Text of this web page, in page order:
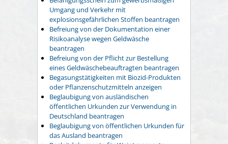
Umgang und Verkehr mit
explosionsgefährlichen Stoffen beantragen
Befreiung von der Dokumentation einer
Risikoanalyse wegen Geldwäsche
beantragen
Befreiung von der Pflicht zur Bestellung
eines Geldwäschebeauftragten beantragen
Begasungstätigkeiten mit Biozid-Produkten
oder Pflanzenschutzmitteln anzeigen
Beglaubigung von ausländischen
öffentlichen Urkunden zur Verwendung in
Deutschland beantragen
Beglaubigung von öffentlichen Urkunden für
das Ausland beantragen